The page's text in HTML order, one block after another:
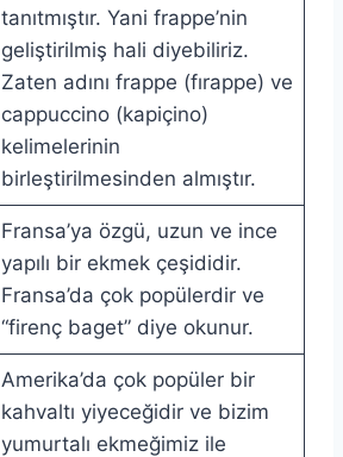
tanıtmıştır. Yani frappe’nin
geliştirilmiş hali diyebiliriz.
Zaten adını frappe (fırappe) ve
cappuccino (kapiçino)
kelimelerinin
birleştirilmesinden almıştır.
Fransa’ya özgü, uzun ve ince
yapılı bir ekmek çeşididir.
Fransa’da çok popülerdir ve
“firenç baget” diye okunur.
Amerika’da çok popüler bir
kahvaltı yiyeceğidir ve bizim
yumurtalı ekmeğimiz ile